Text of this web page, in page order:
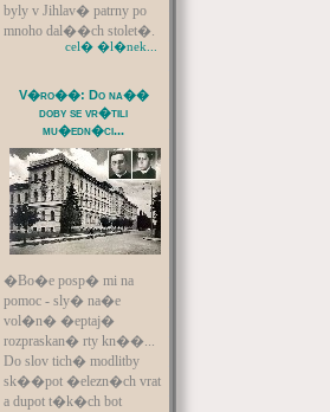
byly v Jihlav� patrny po
mnoho dal��ch stolet�.
cel� �l�nek...
V�ro��: Do na��
doby se vr�tili
mu�edn�ci...
�Bo�e posp� mi na
pomoc - sly� na�e
vol�n� �eptaj�
rozpraskan� rty kn��...
Do slov tich� modlitby
sk��pot �elezn�ch vrat
a dupot t�k�ch bot